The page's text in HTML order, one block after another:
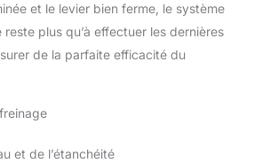
et le levier bien ferme, le système
plus qu’à effectuer les dernières
de la parfaite efficacité du
et de l’étanchéité